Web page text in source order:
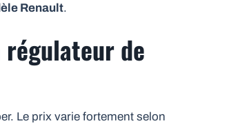
Renault.
régulateur de
Le prix varie fortement selon